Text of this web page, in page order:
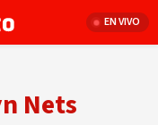
EN VIVO
Nets